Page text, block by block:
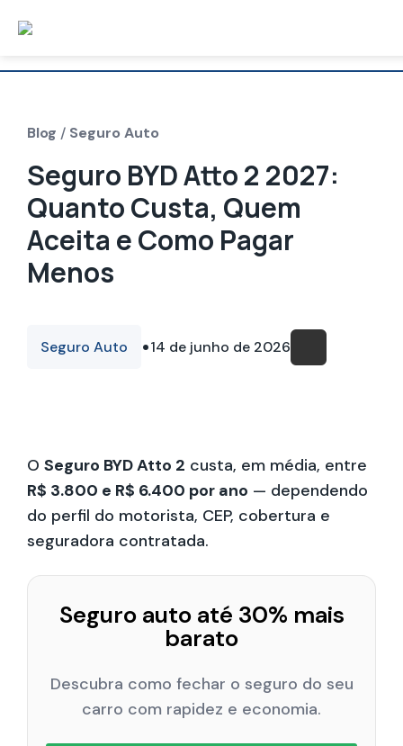
Blog / Seguro Auto
Seguro BYD Atto 2 2027:
Quanto Custa, Quem
Aceita e Como Pagar
Menos
Seguro Auto •14 de junho de 2026
O Seguro BYD Atto 2 custa, em média, entre
R$ 3.800 e R$ 6.400 por ano — dependendo
do perfil do motorista, CEP, cobertura e
seguradora contratada.
Seguro auto até 30% mais
barato
Descubra como fechar o seguro do seu
carro com rapidez e economia.